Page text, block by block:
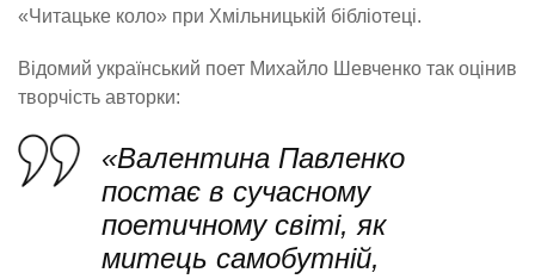
«Читацьке коло» при Хмільницькій бібліотеці.
Відомий український поет Михайло Шевченко так оцінив
творчість авторки:
«Валентина Павленко
постає в сучасному
поетичному світі, як
митець самобутній,